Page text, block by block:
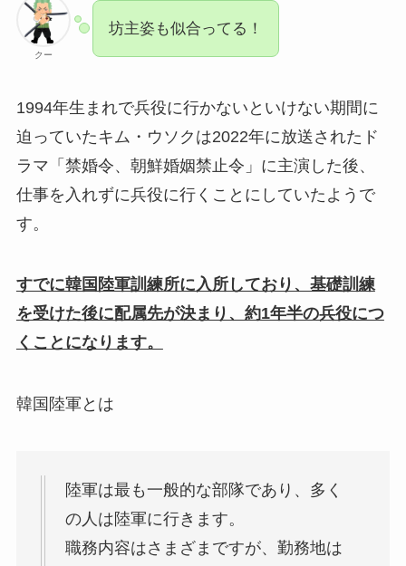
クー
坊主姿も似合ってる！
1994年生まれで兵役に行かないといけない期間に
迫っていたキム・ウソクは2022年に放送されたド
ラマ「禁婚令、朝鮮婚姻禁止令」に主演した後、
仕事を入れずに兵役に行くことにしていたようで
す。
すでに韓国陸軍訓練所に入所しており、基礎訓練
を受けた後に配属先が決まり、約1年半の兵役につ
くことになります。
韓国陸軍とは
陸軍は最も一般的な部隊であり、多く
の人は陸軍に行きます。
職務内容はさまざまですが、勤務地は